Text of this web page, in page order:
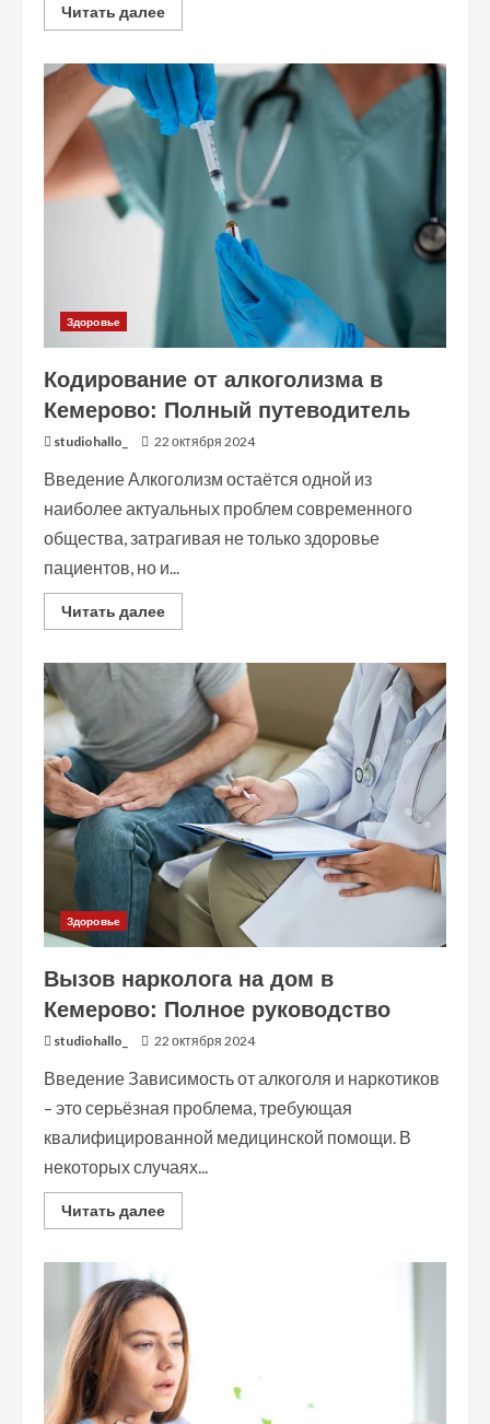
Читать далееRead
more
для
водоемов
в
рулонах:
Ваш
выбора
применения
Здоровье
Кодирование от алкоголизма в
Кемерово: Полный путеводитель
studiohallo_ 22 октября 2024
Введение Алкоголизм остаётся одной из
наиболее актуальных проблем современного
общества, затрагивая не только здоровье
пациентов, но и...
Читать далееRead
more
алкоголизма
Кемерово:
Полный
путеводитель
Здоровье
Вызов нарколога на дом в
Кемерово: Полное руководство
studiohallo_ 22 октября 2024
Введение Зависимость от алкоголя и наркотиков
– это серьёзная проблема, требующая
квалифицированной медицинской помощи. В
некоторых случаях...
Читать далееRead
more
на
дом
в
Кемерово:
Полное
руководство